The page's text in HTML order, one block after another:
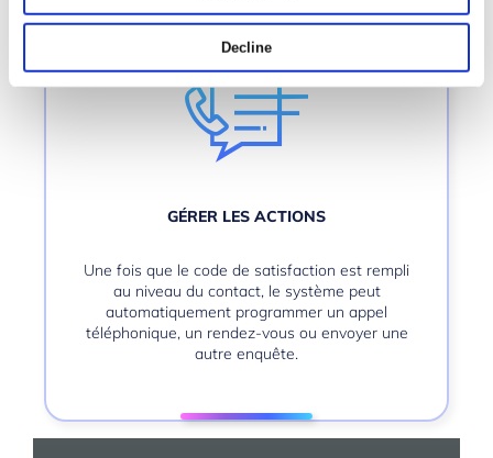
Decline
GÉRER LES ACTIONS
Une fois que le code de satisfaction est rempli
au niveau du contact, le système peut
automatiquement programmer un appel
téléphonique, un rendez-vous ou envoyer une
autre enquête.